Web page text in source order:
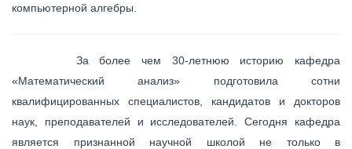
компьютерной алгебры.
За более чем 30-летнюю историю кафедра
«Математический анализ» подготовила сотни
квалифицированных специалистов, кандидатов и докторов
наук, преподавателей и исследователей. Сегодня кафедра
является признанной научной школой не только в